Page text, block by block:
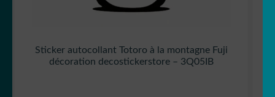
Sticker autocollant Totoro à la montagne Fuji
décoration decostickerstore – 3Q05IB